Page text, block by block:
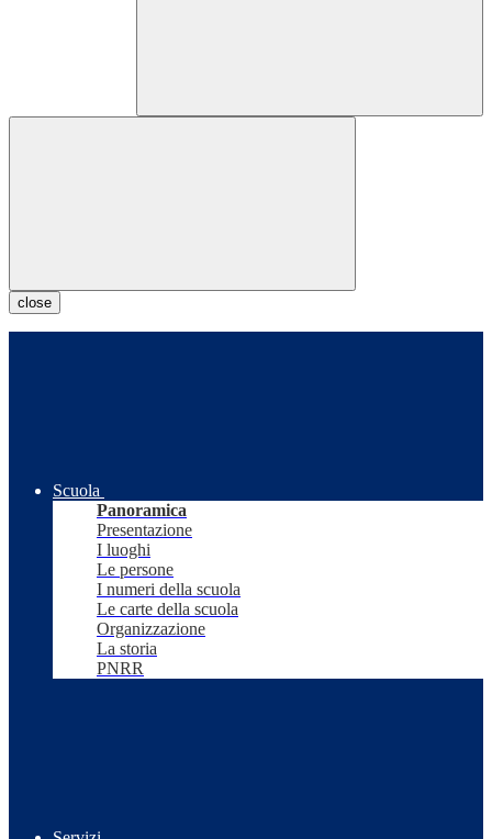
close
Scuola
Panoramica
Presentazione
I luoghi
Le persone
I numeri della scuola
Le carte della scuola
Organizzazione
La storia
PNRR